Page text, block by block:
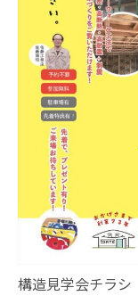
構造見学会チラシ